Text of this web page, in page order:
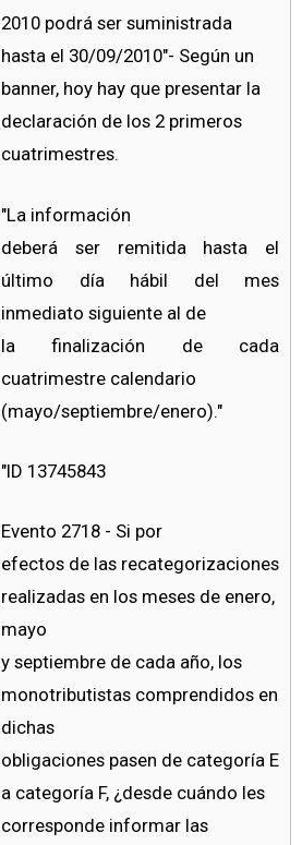
2010 podrá ser suministrada
hasta el 30/09/2010"- Según un
banner, hoy hay que presentar la
declaración de los 2 primeros
cuatrimestres.
"La información
deberá ser remitida hasta el
último día hábil del mes
inmediato siguiente al de
la finalización de cada
cuatrimestre calendario
(mayo/septiembre/enero)."
"ID 13745843
Evento 2718 - Si por
efectos de las recategorizaciones
realizadas en los meses de enero,
mayo
y septiembre de cada año, los
monotributistas comprendidos en
dichas
obligaciones pasen de categoría E
a categoría F, ¿desde cuándo les
corresponde informar las